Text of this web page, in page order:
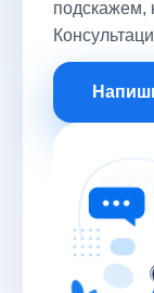
подскажем,